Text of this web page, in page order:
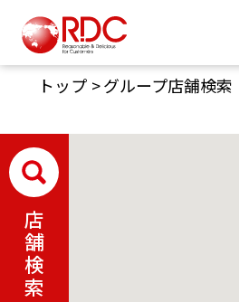
トップ グループ店舗検索
店
舗
検
索